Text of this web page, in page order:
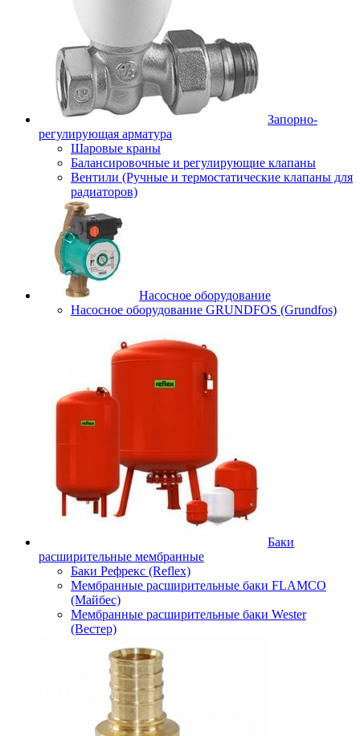
Запорно-
регулирующая арматура
Шаровые краны
Балансировочные и регулирующие клапаны
Вентили (Ручные и термостатические клапаны для
радиаторов)
Насосное оборудование
Насосное оборудование GRUNDFOS (Grundfos)
Баки
расширительные мембранные
Баки Рефрекс (Reflex)
Мембранные расширительные баки FLAMCO
(Майбес)
Мембранные расширительные баки Wester
(Вестер)